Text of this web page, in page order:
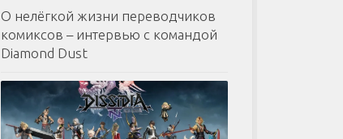
О нелёгкой жизни переводчиков
комиксов – интервью с командой
Diamond Dust